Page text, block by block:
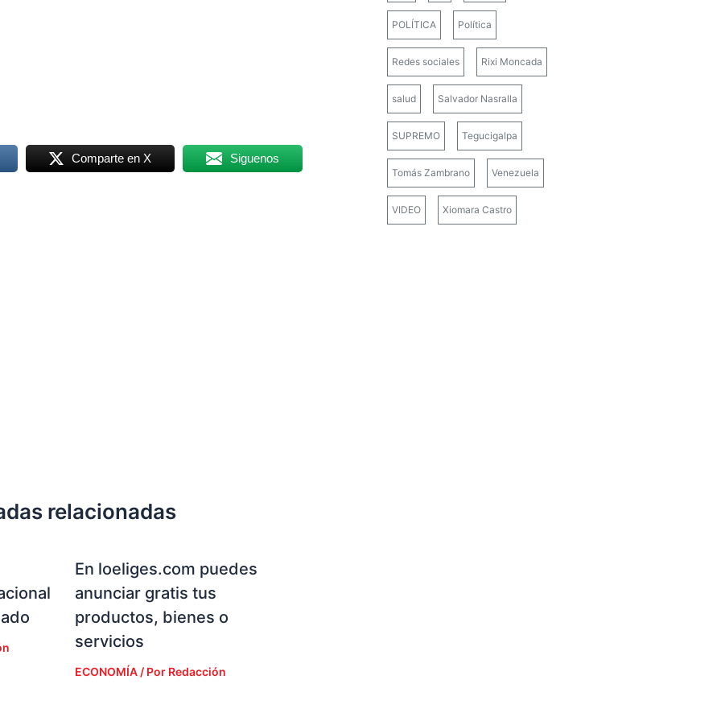
Comparte en X Siguenos
relacionadas
En loeliges.com puedes
anunciar gratis tus
productos, bienes o
servicios
ECONOMÍA/ Por Redacción
POLÍTICA Política
Redes sociales Rixi Moncada
salud Salvador Nasralla
SUPREMO Tegucigalpa
Tomás Zambrano Venezuela
VIDEO Xiomara Castro